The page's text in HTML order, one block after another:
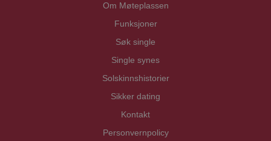
Om Møteplassen
Funksjoner
Søk single
Single synes
Solskinnshistorier
Sikker dating
Kontakt
Personvernpolicy